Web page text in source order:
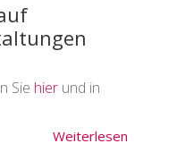
Sie hier und in
Weiterlesen